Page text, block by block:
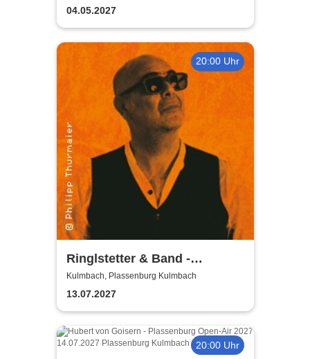
04.05.2027
20:00 Uhr
Ringlstetter & Band -
Bellavista Tour 2027
Kulmbach, Plassenburg Kulmbach
13.07.2027
20:00 Uhr